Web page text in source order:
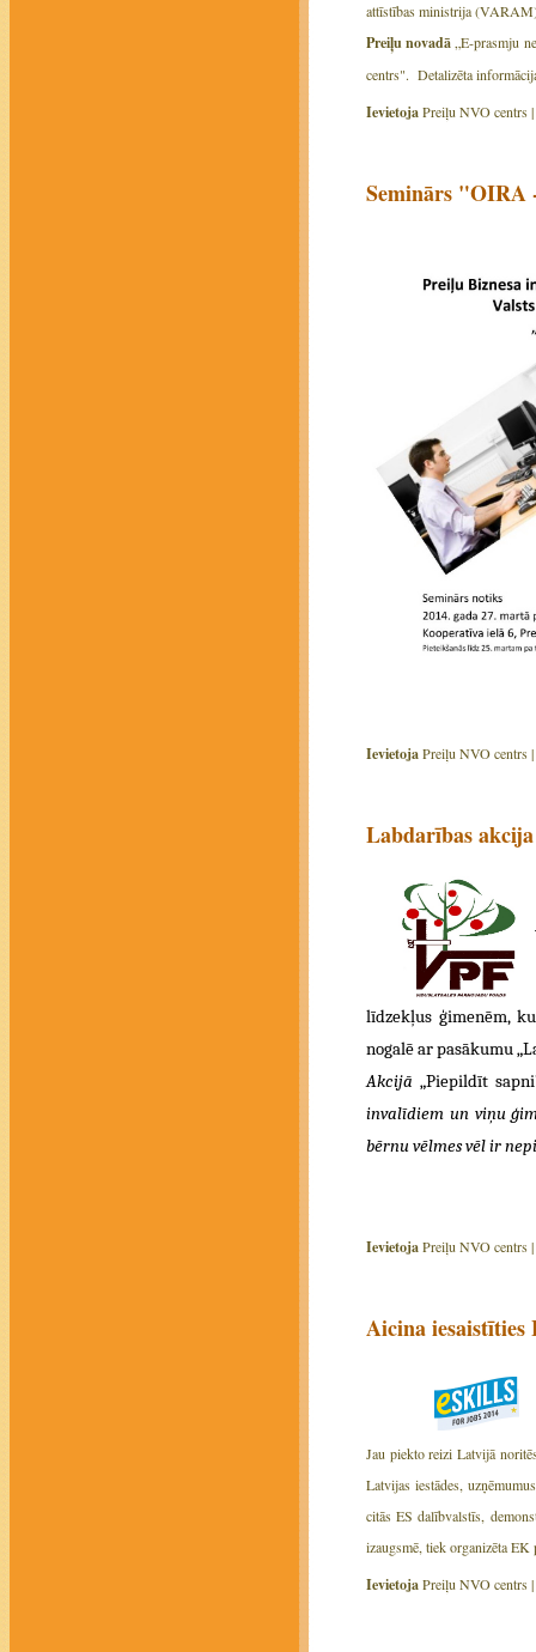
attīstības ministrija
Preiļu novadā„E-prasmju
centrs". Detalizēta
IevietojaPreiļu NVO centrs |
Seminārs "OIRA
IevietojaPreiļu NVO centrs |
Labdarības
līdzekļus ģimenēm,
nogalē ar pasākumu
Akcijā „Piepildīt
invalīdiem un viņu
bērnu vēlmes vēl ir
IevietojaPreiļu NVO centrs |
Aicina iesaistīties
Jau piekto reizi Latvijā
Latvijas iestādes,
citās ES dalībvalstīs,
izaugsmē, tiek organizēta
IevietojaPreiļu NVO centrs |